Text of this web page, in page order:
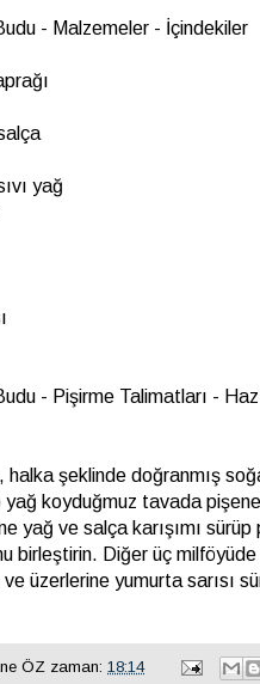
- Malzemeler - İçindekiler
yağ
- Pişirme Talimatları -
halka şeklinde doğranmış
yağ koyduğmuz tavada
yağ ve salça karışımı
birleştirin. Diğer üç milföyüde
üzerlerine yumurta sarısı
ÖZ zaman: 18:14